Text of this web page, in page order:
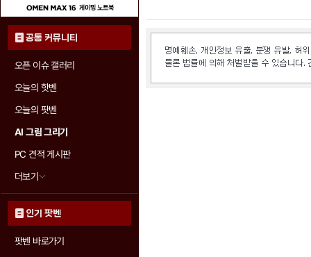
공통 커뮤니티
오픈 이슈 갤러리
오늘의 핫벤
오늘의 팟벤
AI 그림 그리기
PC 견적 게시판
더보기
인기 팟벤
팟벤 바로가기